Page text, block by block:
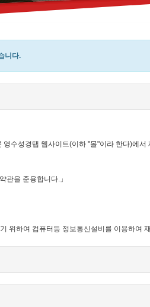
니다.
수성경탭 웹사이트(이하 "몰"이라 한다)에
관을 준용합니다.」
위하여 컴퓨터등 정보통신설비를 이용하
비회원을 말합니다.